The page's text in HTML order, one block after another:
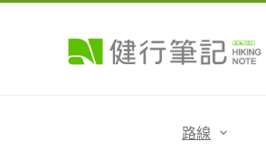
路線